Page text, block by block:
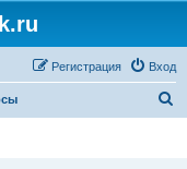
Вход
Регистрация